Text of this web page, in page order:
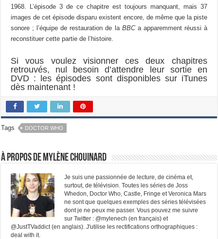
1968. L’épisode 3 de ce chapitre est toujours manquant, mais 37
images de cet épisode disparu existent encore, de même que la piste
sonore ; l’équipe de restauration de la BBCa apparemment réussi à
reconstituer cette partie de l’histoire.
Si vous voulez visionner ces deux chapitres
retrouvés, nul besoin d’attendre leur sortie en
DVD : les épisodes sont disponibles sur iTunes
dès maintenant !
Tags DOCTOR WHO
À propos de Mylène Chouinard
Je suis une passionnée de lecture, de cinéma et,
surtout, de télévision. Toutes les séries de Joss
Whedon, Doctor Who, Castle, Fringe et Veronica Mars
ne sont que quelques exemples des séries télévisées
dont je ne peux me passer. Vous pouvez me suivre
sur Twitter : @mylenech (en français) et
@JustTVaddict (en anglais). J'utilise les rectifications orthographiques :
deal with it.